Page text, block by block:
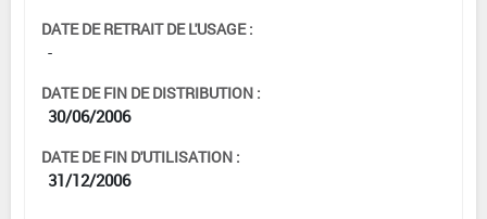
DATE DE RETRAIT DE L'USAGE :
-
DATE DE FIN DE DISTRIBUTION :
30/06/2006
DATE DE FIN D'UTILISATION :
31/12/2006